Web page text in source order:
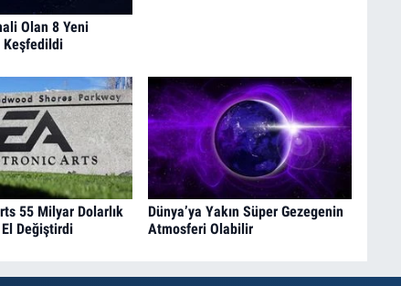
Olan 8 Yeni
Keşfedildi
55 Milyar Dolarlık
Değiştirdi
Dünya’ya Yakın Süper Gezegenin
Atmosferi Olabilir